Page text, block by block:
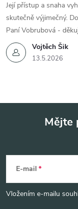
Vojtěch Šik
13.5.2026
Její přístup a snaha
skutečně výjimečný.
Paní Vobrubová -
p
Mějte
E-mail
Vložením e-mailu